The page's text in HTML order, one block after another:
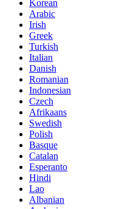
Korean
Arabic
Irish
Greek
Turkish
Italian
Danish
Romanian
Indonesian
Czech
Afrikaans
Swedish
Polish
Basque
Catalan
Esperanto
Hindi
Lao
Albanian